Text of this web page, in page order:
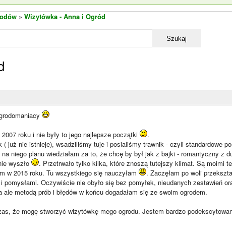
» Wizytówka - Anna i Ogród
Szukaj
roku i nie były to jego najlepsze początki
.
( już nie istnieje), wsadziliśmy tuje i posialiśmy trawnik - czyli standardowe
na niego planu wiedziałam za to, że chcę by był jak z bajki - romantyczny z
wyszło
. Przetrwało tylko kilka, które znoszą tutejszy klimat. Są moimi
w 2015 roku. Tu wszystkiego się nauczyłam
. Zaczęłam po woli
pomysłami. Oczywiście nie obyło się bez pomyłek, nieudanych zestawień
metodą prób i błędów w końcu dogadałam się ze swoim ogrodem.
że mogę stworzyć wizytówkę mego ogrodu. Jestem bardzo